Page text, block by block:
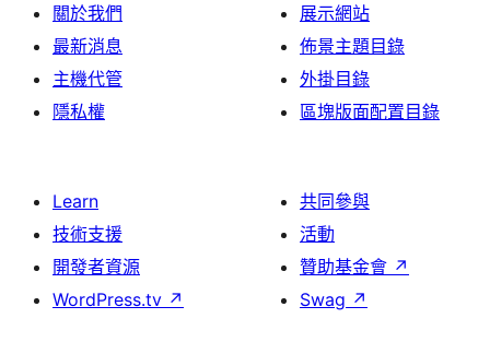
關於我們
最新消息
主機代管
隱私權
展示網站
佈景主題目錄
外掛目錄
區塊版面配置目錄
Learn
技術支援
開發者資源
WordPress.tv ↗
共同參與
活動
贊助基金會 ↗
Swag ↗